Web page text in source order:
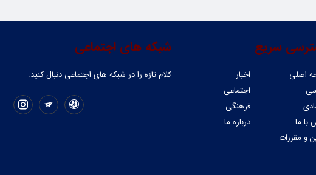
شبکه های اجتماعی
کلام تازه را در شبکه ‌های اجتماعی دنبال کنید.
سریع
اصلی
اخبار
اجتماعی
فرهنگی
با ما
درباره ما
و مقررات